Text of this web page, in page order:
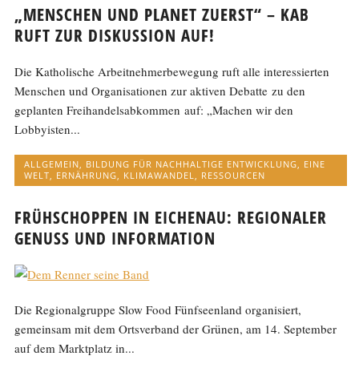
„MENSCHEN UND PLANET ZUERST“ – KAB
RUFT ZUR DISKUSSION AUF!
Die Katholische Arbeitnehmerbewegung ruft alle interessierten
Menschen und Organisationen zur aktiven Debatte zu den
geplanten Freihandelsabkommen auf: „Machen wir den
Lobbyisten...
ALLGEMEIN, BILDUNG FÜR NACHHALTIGE ENTWICKLUNG, EINE
WELT, ERNÄHRUNG, KLIMAWANDEL, RESSOURCEN
FRÜHSCHOPPEN IN EICHENAU: REGIONALER
GENUSS UND INFORMATION
Die Regionalgruppe Slow Food Fünfseenland organisiert,
gemeinsam mit dem Ortsverband der Grünen, am 14. September
auf dem Marktplatz in...